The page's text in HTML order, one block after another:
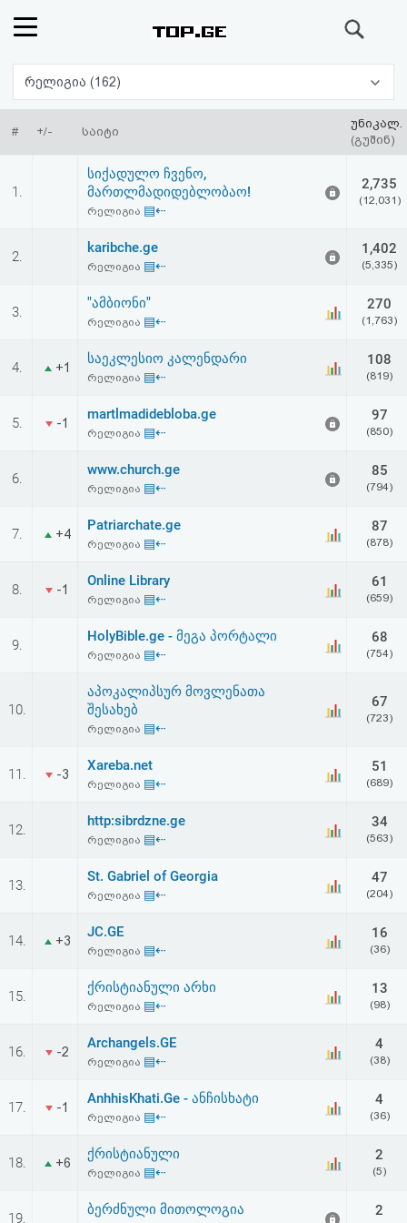
რეიტინგი
(მთავარი)
ფოსტა
პაროლის
აღდგენა
სალიცენზიო
შეთანხმება
პასუხისმგებლობის
უარყოფა
რელიგია (162)
# +/- საიტი
უნიკალ.
(გუშინ)
1.
სიქადულო ჩვენო,
მართლმადიდებლობაო!
რელიგია ▤⇠
2,735
(12,031)
2.
karibche.ge
რელიგია ▤⇠
1,402
(5,335)
3.
"ამბიონი"
რელიგია ▤⇠
270
(1,763)
4. +1
საეკლესიო კალენდარი
რელიგია ▤⇠
108
(819)
5. -1
martlmadidebloba.ge
რელიგია ▤⇠
97
(850)
6.
www.church.ge
რელიგია ▤⇠
85
(794)
7. +4
Patriarchate.ge
რელიგია ▤⇠
87
(878)
8. -1
Online Library
რელიგია ▤⇠
61
(659)
9.
HolyBible.ge - მეგა პორტალი
რელიგია ▤⇠
68
(754)
10.
აპოკალიპსურ მოვლენათა
შესახებ
რელიგია ▤⇠
67
(723)
11. -3
Xareba.net
რელიგია ▤⇠
51
(689)
12.
http:sibrdzne.ge
რელიგია ▤⇠
34
(563)
13.
St. Gabriel of Georgia
რელიგია ▤⇠
47
(204)
14. +3
JC.GE
რელიგია ▤⇠
16
(36)
15.
ქრისტიანული არხი
რელიგია ▤⇠
13
(98)
16. -2
Archangels.GE
რელიგია ▤⇠
4
(38)
17. -1
AnhhisKhati.Ge - ანჩისხატი
რელიგია ▤⇠
4
(36)
18. +6
ქრისტიანული
რელიგია ▤⇠
2
(5)
19.
ბერძნული მითოლოგია 2